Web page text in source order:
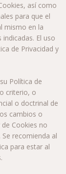
así como
para que el
mismo en la
El uso
de Privacidad y
Política de
criterio, o
o doctrinal de
cambios o
Cookies no
recomienda al
para estar al